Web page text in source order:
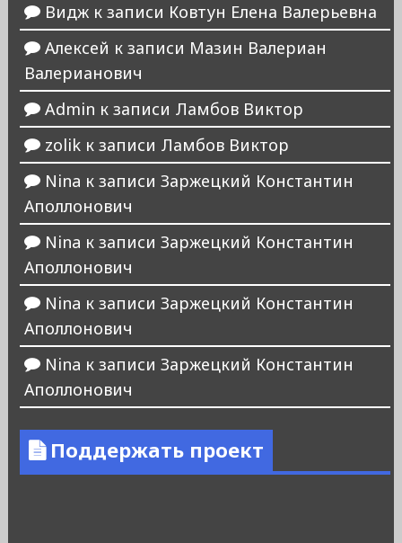
Виджк записи Ковтун Елена Валерьевна
Алексей к записи Мазин Валериан
Валерианович
Admin к записи Ламбов Виктор
zolikк записи Ламбов Виктор
Nina к записи Заржецкий Константин
Аполлонович
Nina к записи Заржецкий Константин
Аполлонович
Nina к записи Заржецкий Константин
Аполлонович
Nina к записи Заржецкий Константин
Аполлонович
Поддержать проект